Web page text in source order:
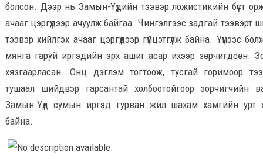
болсон. Дээр нь Замын-Үүдийн тээвэр ложистикийн бүст
ачааг цэргүүдээр ачуулж байгаа. Чингэлгээс задгай тээвэрт
тээвэр хийлгэх ачааг цэргүүдээр гүйцэтгүүлж байна. Үүнээс
мянга гаруй иргэдийн эрх ашиг асар ихээр зөрчигдсөн.
хязгаарласан. Онц дэглэм тогтоож, тусгай горимоор
тушаал шийдвэр гарсантай холбоотойгоор зорчигчийн
Замын-Үүд сумын иргэд гурван жил шахам хамгийн урт
байна.